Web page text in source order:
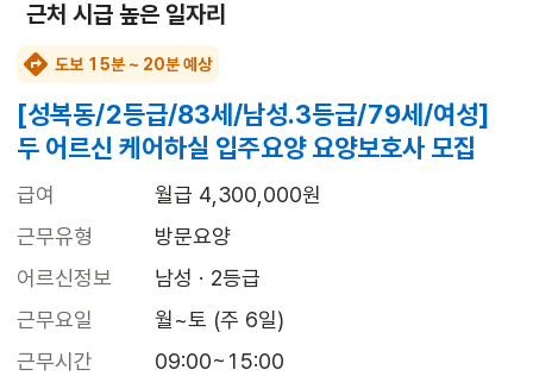
근처 시급 높은 일자리
도보 15분 ~ 20분 예상
[성복동/2등급/83세/남성.3등급/79세/여성]
두 어르신 케어하실 입주요양 요양보호사 모집
급여
월급 4,300,000원
근무유형
방문요양
어르신정보
남성 · 2등급
근무요일
월~토 (주 6일)
근무시간
09:00~15:00